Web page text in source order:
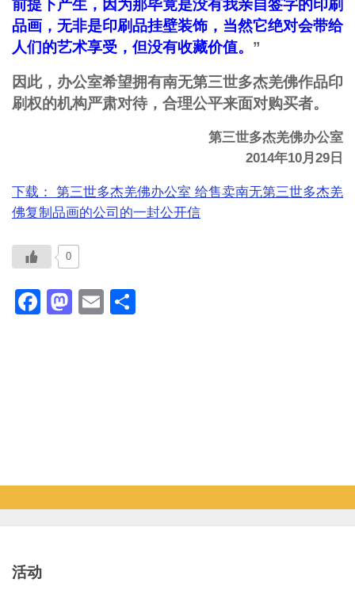
前提下产生，因为那毕竟是没有我亲自签字的印刷
品画，无非是印刷品挂壁装饰，当然它绝对会带给
人们的艺术享受，但没有收藏价值。 ”
因此，办公室希望拥有南无第三世多杰羌佛作品印
刷权的机构严肃对待，合理公平来面对购买者。
第三世多杰羌佛办公室
2014年10月29日
下载： 第三世多杰羌佛办公室 给售卖南无第三世多杰羌
佛复制品画的公司的一封公开信
0
Facebook
Mastodon
Email
活动